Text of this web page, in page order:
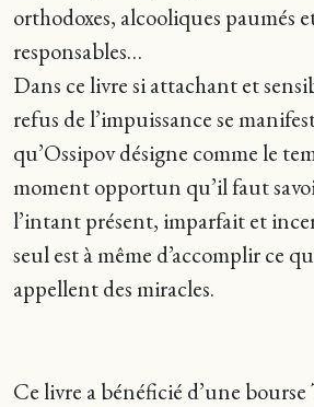
orthodoxes, alcooliques paumés
responsables…
Dans ce livre si attachant et
refus de l’impuissance se
qu’Ossipov désigne comme le
moment opportun qu’il faut
l’intant présent, imparfait et
seul est à même d’accomplir ce
appellent des miracles.
Ce livre a bénéficié d’une